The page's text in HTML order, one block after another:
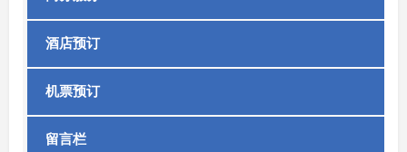
酒店预订
机票预订
留言栏